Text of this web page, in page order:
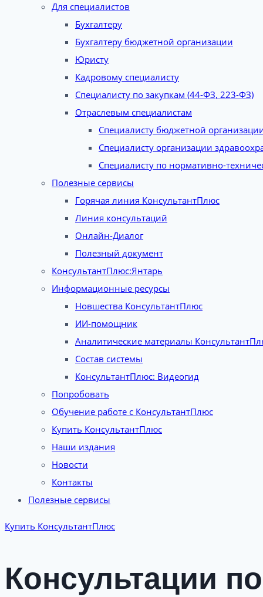
Для специалистов
Бухгалтеру
Бухгалтеру бюджетной организации
Юристу
Кадровому специалисту
Специалисту по закупкам (44-ФЗ, 223-ФЗ)
Отраслевым специалистам
Специалисту бюджетной
Специалисту организации
Специалисту по нормативно-
Полезные сервисы
Горячая линия КонсультантПлюс
Линия консультаций
Онлайн-Диалог
Полезный документ
КонсультантПлюс:Янтарь
Информационные ресурсы
Новшества КонсультантПлюс
ИИ-помощник
Аналитические материалы
Состав системы
КонсультантПлюс: Видеогид
Попробовать
Обучение работе с КонсультантПлюс
Купить КонсультантПлюс
Наши издания
Новости
Контакты
Полезные сервисы
Купить КонсультантПлюс
Консультации